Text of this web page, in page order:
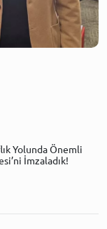
Yolunda Önemli
İmzaladık!